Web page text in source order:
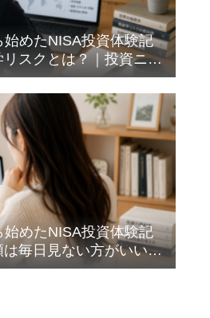
めたNISA投資体験記
スクとは？｜投資ニュ
調べてみた
めたNISA投資体験記
毎日見ない方がいい？
してしまう私